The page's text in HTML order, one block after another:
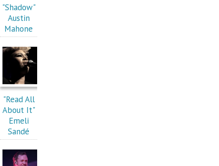
"Shadow"
Austin
Mahone
"Read All
About It"
Emeli
Sandé